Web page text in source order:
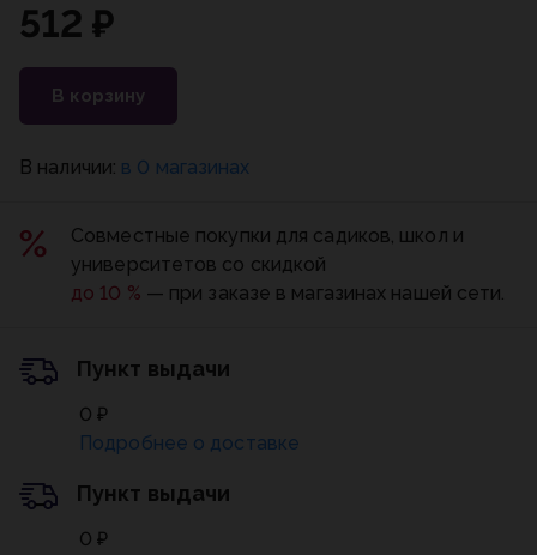
512 ₽
В корзину
В наличии: в 0 магазинах
Совместные покупки для садиков, школ и
университетов со скидкой
до 10 % — при заказе в магазинах нашей сети.
Пункт выдачи
0 ₽
Подробнее о доставке
Пункт выдачи
0 ₽